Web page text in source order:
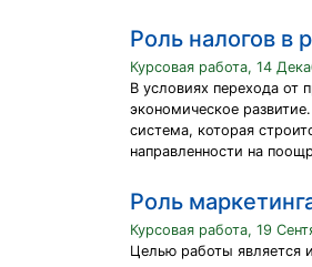
Роль налогов в
Курсовая работа, 14
В условиях перехода от
экономическое
система, которая
направленности на
Роль
Курсовая работа, 19
Целью работы является